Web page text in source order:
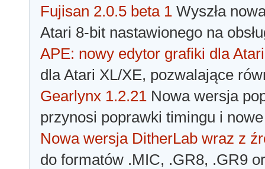
Fujisan 2.0.5 beta 1 Wyszła
Atari 8-bit nastawionego na
APE: nowy edytor grafiki dla Atari
dla Atari XL/XE, pozwalające
Gearlynx 1.2.21 Nowa wersja
przynosi poprawki timingu i
Nowa wersja DitherLab wraz z
do formatów .MIC, .GR8, .GR9